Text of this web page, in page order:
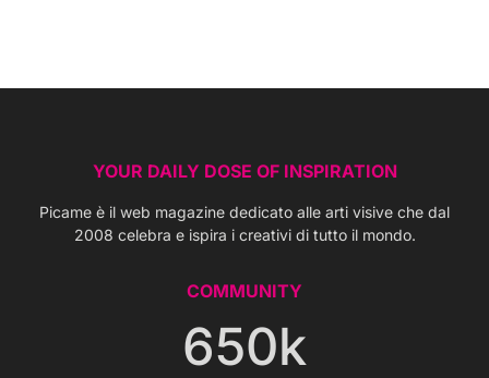
YOUR DAILY DOSE OF INSPIRATION
Picame è il web magazine dedicato alle arti visive che dal
2008 celebra e ispira i creativi di tutto il mondo.
COMMUNITY
650k